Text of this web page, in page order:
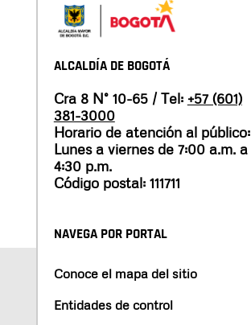
ALCALDÍA DE BOGOTÁ
Cra 8 N° 10-65 / Tel: +57 (601)
381-3000
Horario de atención al público:
Lunes a viernes de 7:00 a.m. a
4:30 p.m.
Código postal: 111711
NAVEGA POR PORTAL
Conoce el mapa del sitio
Entidades de control